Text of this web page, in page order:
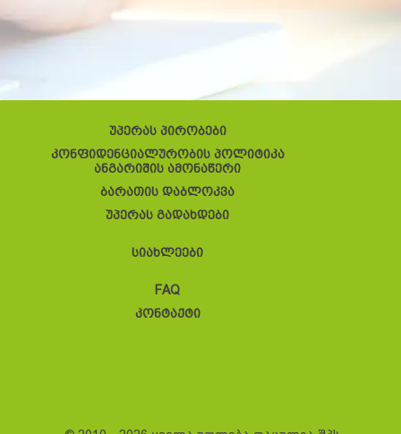
უპერას პირობები
კონფიდენციალურობის პოლიტიკა
ანგარიშის ამონაწერი
ბარათის დაბლოკვა
უპერას გადახდები
სიახლეები
FAQ
კონტაქტი